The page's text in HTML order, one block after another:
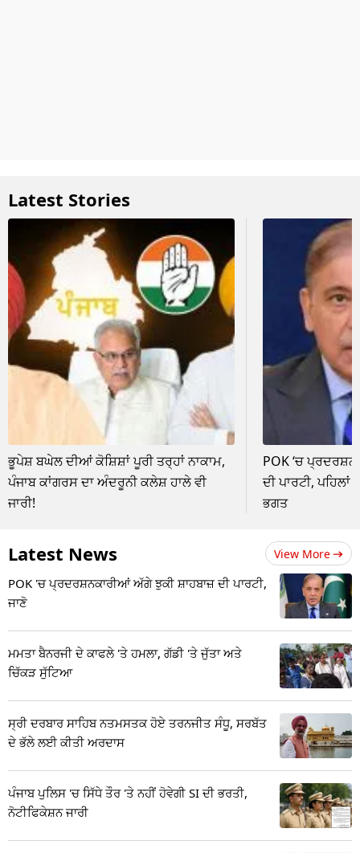
Latest Stories
ਭੂਪੇਸ਼ ਬਘੇਲ ਦੀਆਂ ਕੋਸ਼ਿਸ਼ਾਂ ਪੂਰੀ ਤਰ੍ਹਾਂ ਨਾਕਾਮ,
ਪੰਜਾਬ ਕਾਂਗਰਸ ਦਾ ਅੰਦਰੂਨੀ ਕਲੇਸ਼ ਹਾਲੇ ਵੀ
ਜਾਰੀ!
POK ‘ਚ
ਦੀ ਪਾਰਟੀ,
ਭਗਤ
Latest News View More
POK 'ਚ ਪ੍ਰਦਰਸ਼ਨਕਾਰੀਆਂ ਅੱਗੇ ਝੁਕੀ ਸ਼ਾਹਬਾਜ਼ ਦੀ ਪਾਰਟੀ,
ਜਾਣੋ
ਮਮਤਾ ਬੈਨਰਜੀ ਦੇ ਕਾਫਲੇ 'ਤੇ ਹਮਲਾ, ਗੱਡੀ 'ਤੇ ਜੁੱਤਾ ਅਤੇ
ਚਿੱਕੜ ਸੁੱਟਿਆ
ਸ੍ਰੀ ਦਰਬਾਰ ਸਾਹਿਬ ਨਤਮਸਤਕ ਹੋਏ ਤਰਨਜੀਤ ਸੰਧੂ, ਸਰਬੱਤ
ਦੇ ਭੱਲੇ ਲਈ ਕੀਤੀ ਅਰਦਾਸ
ਪੰਜਾਬ ਪੁਲਿਸ 'ਚ ਸਿੱਧੇ ਤੌਰ 'ਤੇ ਨਹੀਂ ਹੋਵੇਗੀ SI ਦੀ ਭਰਤੀ,
ਨੋਟੀਫਿਕੇਸ਼ਨ ਜਾਰੀ